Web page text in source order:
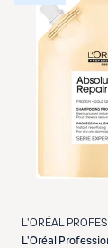
L'ORÉAL
L'Oréal